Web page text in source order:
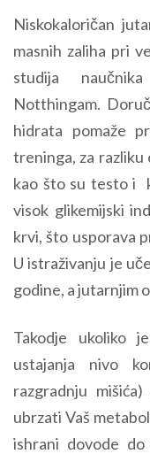
Niskokaloričan
masnih zaliha pri
studija
Notthingam.
hidrata pomaže
treninga, za razliku
kao što su testo i
visok glikemijski
krvi, što usporava
U istraživanju je
godine, a jutarnjim
Takodje ukoliko
ustajanja nivo
razgradnju
ubrzati Vaš
ishrani dovode